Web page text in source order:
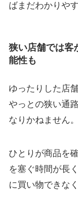
ばまだわかりや
狭い店舗では客
能性も
ゆったりした店
やっとの狭い通
なりかねません。
ひとりが商品を
を塞ぐ時間が長
に買い物できな